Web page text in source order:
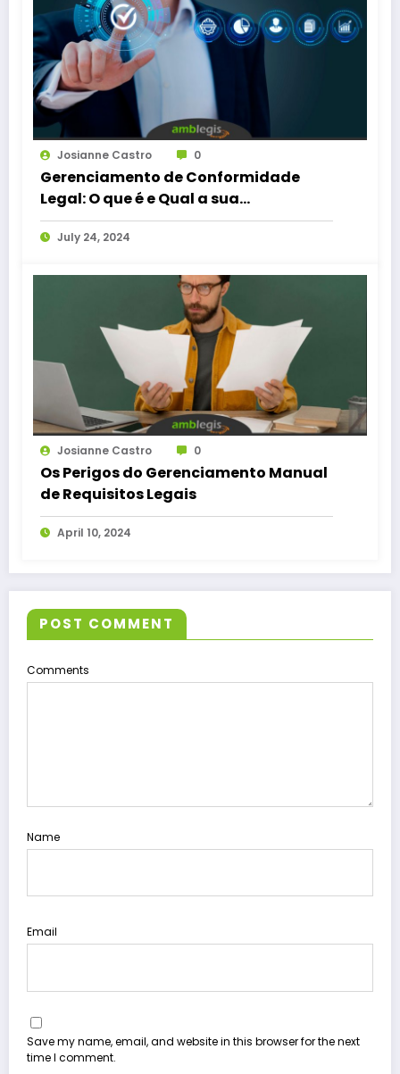
Josianne Castro 0
Gerenciamento de Conformidade
Legal: O que é e Qual a sua
Importância
July 24, 2024
Josianne Castro 0
Os Perigos do Gerenciamento Manual
de Requisitos Legais
April 10, 2024
POST COMMENT
Comments
Name
Email
Save my name, email, and website in this browser for the next
time I comment.